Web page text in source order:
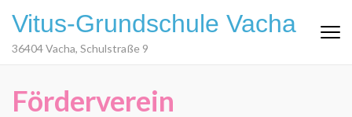
Inhalt
springen
Vitus-Grundschule Vacha
36404 Vacha, Schulstraße 9
Förderverein